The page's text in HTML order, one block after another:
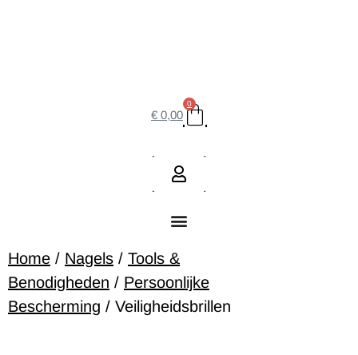
€ 0,00
0
Home / Nagels / Tools &
Benodigheden / Persoonlijke
Bescherming / Veiligheidsbrillen